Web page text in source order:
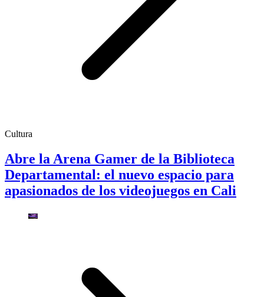
Cultura
Abre la Arena Gamer de la Biblioteca
Departamental: el nuevo espacio para
apasionados de los videojuegos en Cali